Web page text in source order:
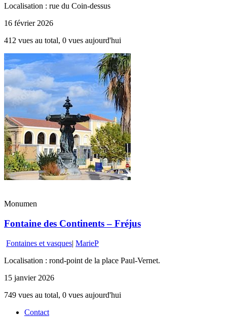
Localisation : rue du Coin-dessus
16 février 2026
412 vues au total, 0 vues aujourd'hui
Monumen
Fontaine des Continents – Fréjus
Fontaines et vasques| MarieP
Localisation : rond-point de la place Paul-Vernet.
15 janvier 2026
749 vues au total, 0 vues aujourd'hui
Contact